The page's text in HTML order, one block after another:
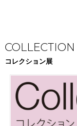
COLLECTION
コレクション展